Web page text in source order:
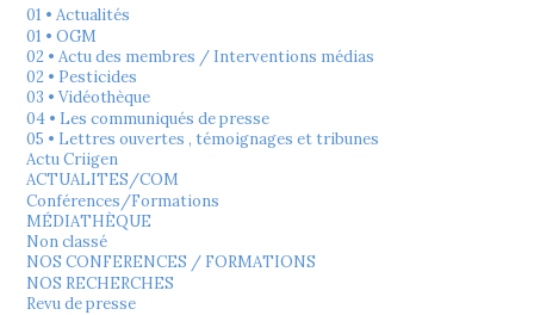
:01 • Actualités
01 • OGM
02 • Actu des membres / Interventions médias
02 • Pesticides
03 • Vidéothèque
04 • Les communiqués de presse
05 • Lettres ouvertes , témoignages et tribunes
Actu Criigen
ACTUALITES/COM
Conférences/Formations
MÉDIATHÈQUE
Non classé
NOS CONFERENCES / FORMATIONS
NOS RECHERCHES
Revu de presse